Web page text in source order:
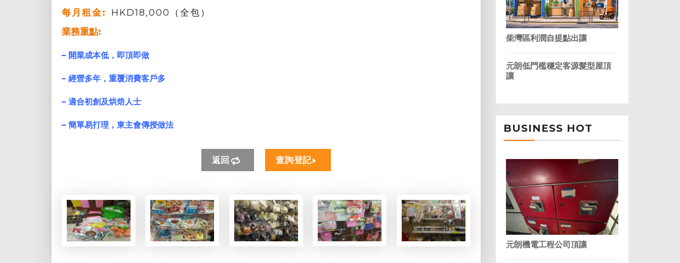
每月租金:
HKD18,000（全包）
業務重點:
– 開業成本低，即頂即做
– 經營多年， 重覆消費客戶多
– 適合初創及烘焙人士
– 簡單易打理，東主會傳授做法
返回 查詢登記
柴灣區利潤自提點出讓
元朗低門檻穩定客源髮型屋頂
讓
BUSINESS HOT
元朗機電工程公司頂讓